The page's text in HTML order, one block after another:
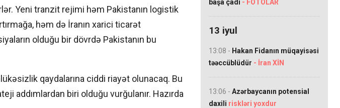
Yeni tranzit rejimi həm Pakistanın logistik
həm də İranın xarici ticarət
olduğu bir dövrdə Pakistanın bu
qaydalarına ciddi riayət olunacaq. Bu
addımlardan biri olduğu vurğulanır. Hazırda
başa çadı - FOTOLAR
13 iyul
13:08 - Hakan Fidanın müqayisəsi
təəccüblüdür - İran XİN
13:06 - Azərbaycanın potensial
daxili riskləri yoxdur